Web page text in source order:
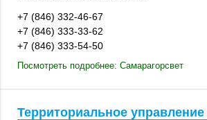
+7 (846) 332-46-67
+7 (846) 333-33-62
+7 (846) 333-54-50
Посмотреть подробнее: Самарагорсвет
Территориальное